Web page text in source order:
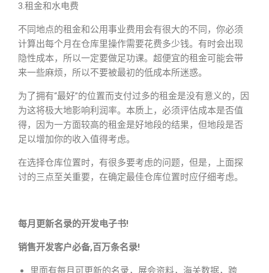
3.租金和水电费
不同地点的租金和公用事业费用会有很大的不同，你必须
计算出每个月在仓库里操作需要花费多少钱。有时会出现
隐性成本，所以一定要做足功课。超便宜的租金可能会带
来一些麻烦，所以不要被最初的低成本所迷惑。
为了拥有“最好”的位置而支付过多的租金是没有意义的，因
为这将极大地影响利润率。本质上，必须评估成本是否值
得，因为一方面较高的租金是好地段的结果，但地段是否
足以增加你的收入值得考虑。
在选择仓库位置时，有很多要考虑的问题，但是，上面探
讨的三点至关重要，在确定最佳仓库位置时应仔细考虑。
每月更新名录的开发电子书!
销售开发客户必备,百万条名录!
里面有每月可更新的名录，展会资料，海关数据，跨